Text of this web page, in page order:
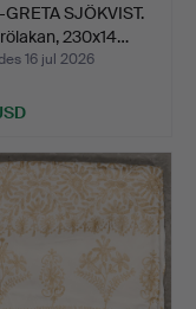
SJÖKVIST.
230x14…
16 jul 2026